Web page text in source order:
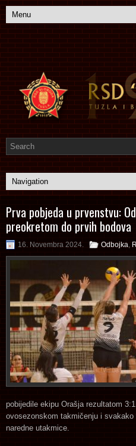
Prva pobjeda u prvenstvu:
preokretom do prvih bodova
16. Novembra 2024. Odbojka
pobijedile ekipu Orašja rezultatom
ovosezonskom takmičenju i
naredne utakmice.